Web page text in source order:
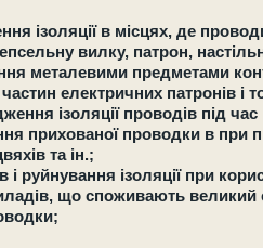
ізоляції в місцях, де
вилку, патрон,
металевими предметами
частин електричних патронів і
ізоляції проводів під
прихованої проводки в при
та ін.;
і руйнування ізоляції при
що споживають великий